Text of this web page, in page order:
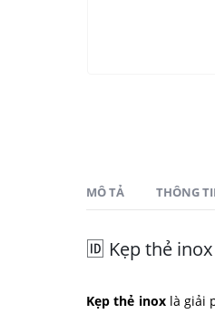
MÔ TẢ THÔNG
🆔 Kẹp thẻ
Kẹp thẻ inoxlà giải